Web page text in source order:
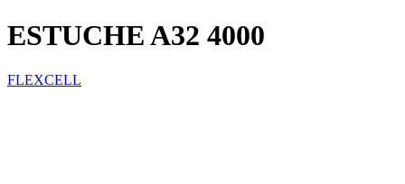
ESTUCHE A32 4000
FLEXCELL